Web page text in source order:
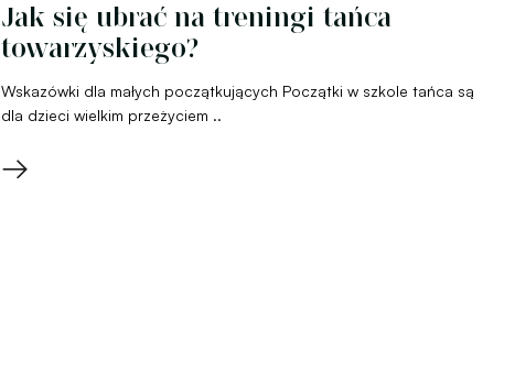
Jak się ubrać na treningi tańca
towarzyskiego?
Wskazówki dla małych początkujących Początki w szkole tańca są
dla dzieci wielkim przeżyciem ..
→